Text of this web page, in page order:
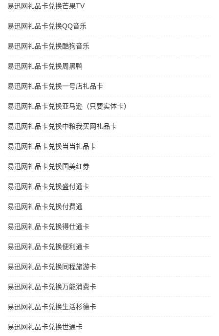
易迅网礼品卡兑换芒果TV
易迅网礼品卡兑换QQ音乐
易迅网礼品卡兑换酷狗音乐
易迅网礼品卡兑换周黑鸭
易迅网礼品卡兑换一号店礼品卡
易迅网礼品卡兑换亚马逊（只要实体卡）
易迅网礼品卡兑换中粮我买网礼品卡
易迅网礼品卡兑换当当礼品卡
易迅网礼品卡兑换国美红券
易迅网礼品卡兑换盛付通卡
易迅网礼品卡兑换付费通
易迅网礼品卡兑换得仕通卡
易迅网礼品卡兑换便利通卡
易迅网礼品卡兑换同程旅游卡
易迅网礼品卡兑换万能消费卡
易迅网礼品卡兑换生活杉德卡
易迅网礼品卡兑换世通卡